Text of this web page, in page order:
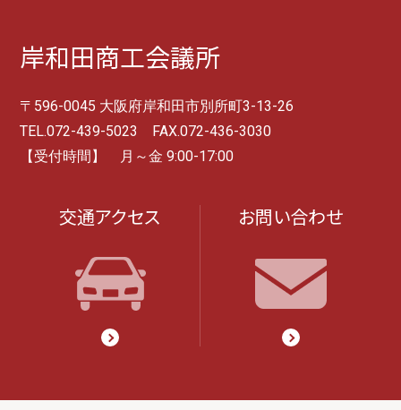
岸和田商工会議所
〒596-0045 大阪府岸和田市別所町3-13-26
TEL.072-439-5023 FAX.072-436-3030
【受付時間】 月～金 9:00-17:00
交通アクセス お問い合わせ